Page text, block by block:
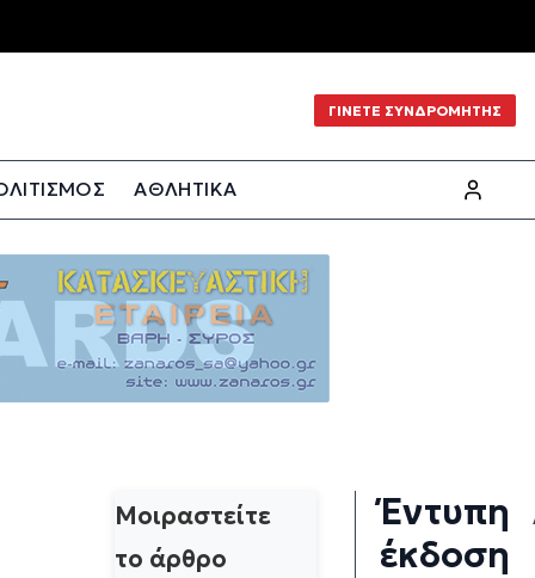
ΓΙΝΕΤΕ ΣΥΝΔΡΟΜΗΤΗΣ
ΑΘΛΗΤΙΚΑ
Μοιραστείτε
το άρθρο
Έντυπη
έκδοση